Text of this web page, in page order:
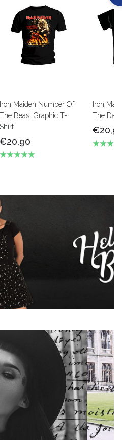
Iron Maiden Number Of
The Beast Graphic T-
Shirt
€20,90
Iron
The